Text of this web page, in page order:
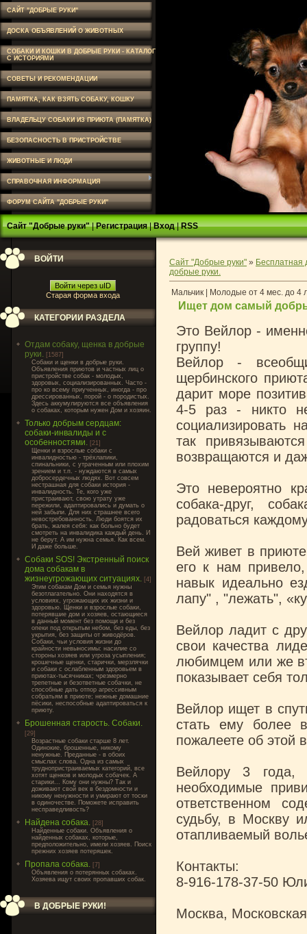
САЙТ "ДОБРЫЕ РУКИ"
ДОСКА ОБЪЯВЛЕНИЙ О ЖИВОТНЫХ
СОБАКИ И КОШКИ В ДОБРЫЕ РУКИ - КАТАЛОГ
С ИСТОРИЯМИ
СОВЕТЫ И РЕКОМЕНДАЦИИ
ПАМЯТКА, КАК ВЗЯТЬ СОБАКУ, КОШКУ
ВЛАДЕЛЬЦУ СОБАКИ ИЗ ПРИЮТА (ПАМЯТКА)
БЕЗОПАСНОСТЬ В ПРИСТРОЙСТВЕ
ЖИВОТНЫЕ И ЛЮДИ
СПРАВОЧНАЯ ИНФОРМАЦИЯ
ФОРУМ САЙТА "ДОБРЫЕ РУКИ"
Сайт "Добрые руки"|Регистрация|Вход|RSS
ВОЙТИ
Войти через uID
Старая форма входа
КАТЕГОРИИ РАЗДЕЛА
Отдам собаку, щенка в добрые
руки. [1587]
Cобаки и щенки в добрые руки.
Объявления приютов и частных лиц о
пристройстве собак - молодых,
здоровых, социализированных. Часто -
про ко всему приученных, иногда - про
дрессированных, порой - о породистых.
Здесь аккумулируются все объявления
о собаках, которым нужен Дом и хозяин.
Только добрым сердцам:
собаки-инвалиды и с
особенностями. [21]
Щенки и взрослые собаки с
инвалидностью - трёхлапики,
спинальники, с утраченным или плохим
зрением и т.п. - нуждаются в самых
добросердечных людях. Вот совсем
нестрашная для собаки история -
инвалидность. Те, кого уже
пристраивают, свою утрату уже
пережили, адаптировались и думать о
ней забыли. Для них страшнее всего
невостребованность. Люди боятся их
брать, жалея себя: как больно будет
смотреть на инвалидика каждый день. И
не берут. А им нужна семья. Как всем.
И даже больше.
Собаки SOS! Экстренный поиск
дома собакам в
жизнеугрожающих ситуациях. [4]
Этим собакам Дом и семья нужны
безотлагательно. Они находятся в
условиях, угрожающих их жизни и
здоровью. Щенки и взрослые собаки,
потерявшие дом и хозяев, остающиеся
в данный момент без помощи и без
опеки под открытым небом, без еды, без
укрытия, без защиты от живодёров.
Собаки, чьи условия жизни до
крайности невыносимы: насилие со
стороны хозяев или угроза усыпления;
крошечные щенки, старички, мерзлячки
и собаки с ослабленным здоровьем в
приютах-тысячниках; чрезмерно
трепетные и безответные собачки, не
способные дать отпор агрессивным
собратьям в приюте; нежные домашние
пёсики, неспособные адаптироваться к
приюту.
Брошенная старость. Собаки.
[29]
Возрастные собаки старше 8 лет.
Одинокие, брошенные, никому
ненужные. Преданные - в обоих
смыслах слова. Одна из самых
труднопристраиваемых категорий, все
хотят щенков и молодых собачек. А
старики... Кому они нужны? Так и
доживают свой век в бездомности и
никому ненужности и умирают от тоски
в одиночестве. Поможете исправить
несправедливость?
Найдена собака. [28]
Найденные собаки. Объявления о
найденных собаках, которые,
предположительно, имели хозяев. Поиск
прежних хозяев потеряшек.
Пропала собака. [7]
Объявления о потерянных собаках.
Хозяева ищут своих пропавших собак.
В ДОБРЫЕ РУКИ!
Сайт "Добрые руки" » Бесплатная
добрые руки.
Мальчик | Молодые от 4 мес. до 4
Ищет дом самый
Это Вейлор -
группу!
Вейлор -
щербинского
дарит море
4-5 раз - никто
социализировать
так
возвращаются и
Это невероятно
собака-друг,
радоваться
Вей живет в
его к нам
навык идеально
лапу" , "лежать",
Вейлор ладит с
свои качества
любимцем или же
показывает себя
Вейлор ищет в
стать ему более
пожалеете об этой
Вейлору 3 года,
необходимые
ответственном
судьбу, в Москву
отапливаемый
Контакты:
8-916-178-37-50
Москва,